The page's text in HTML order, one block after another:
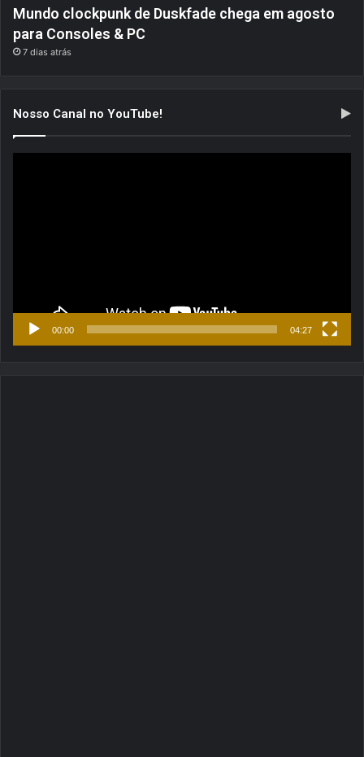
Mundo clockpunk de Duskfade chega em agosto
para Consoles & PC
7 dias atrás
Nosso Canal no YouTube!
00:00 04:27